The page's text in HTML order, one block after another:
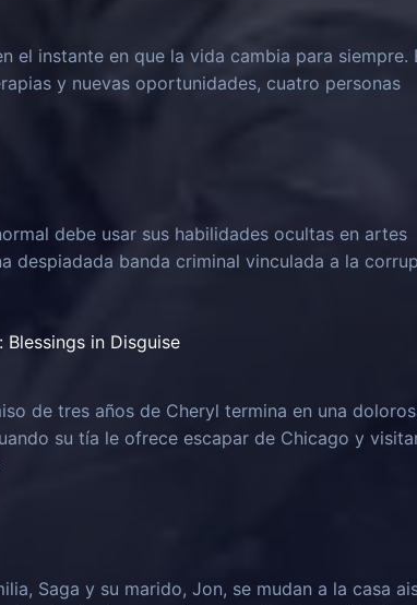
el instante en que la vida cambia para siempre.
y nuevas oportunidades, cuatro personas
debe usar sus habilidades ocultas en artes
despiadada banda criminal vinculada a la
Blessings in Disguise
de tres años de Cheryl termina en una
su tía le ofrece escapar de Chicago y
Saga y su marido, Jon, se mudan a la casa